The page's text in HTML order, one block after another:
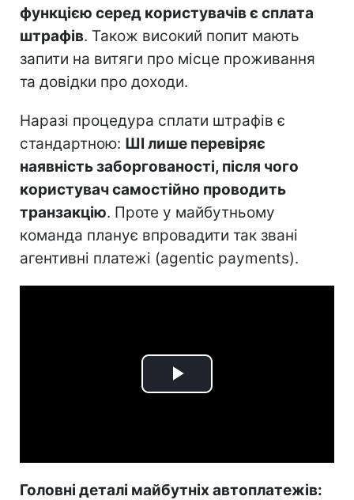
функцією серед користувачів є сплата
штрафів. Також високий попит мають
запити на витяги про місце проживання
та довідки про доходи.
Наразі процедура сплати штрафів є
стандартною: ШІ лише перевіряє
наявність заборгованості, після чого
користувач самостійно проводить
транзакцію. Проте у майбутньому
команда планує впровадити так звані
агентивні платежі (agentic payments).
Play
Головні деталі майбутніх автоплатежів: